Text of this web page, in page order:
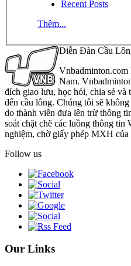
Recent Posts
Thêm...
Diễn Đàn Cầu
Vnbadminton.com
Nam.
đích giao lưu, học hỏi, chia sẻ và
đến cầu lông. Chúng tôi sẽ
do thành viên đưa lên trừ thông
soát chặt chẽ các luồng thông tin
nghiệm, chờ giấy phép MXH
Follow us
Our Links